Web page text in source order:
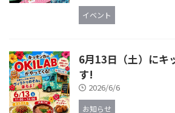
イベント
6月13日（土）にキ
す!
2026/6/6
お知らせ